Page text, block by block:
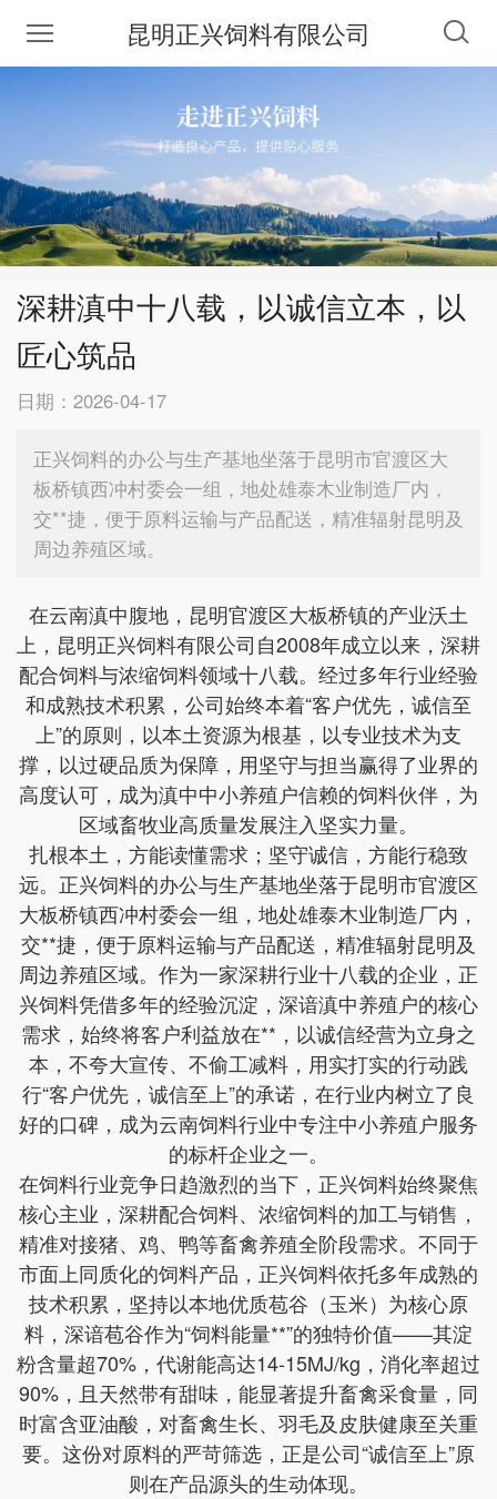
昆明正兴饲料有限公司
深耕滇中十八载，以诚信立本，以
匠心筑品
日期：2026-04-17
正兴饲料的办公与生产基地坐落于昆明市官渡区大
板桥镇西冲村委会一组，地处雄泰木业制造厂内，
交**捷，便于原料运输与产品配送，精准辐射昆明及
周边养殖区域。
在云南滇中腹地，昆明官渡区大板桥镇的产业沃土
上，昆明正兴饲料有限公司自2008年成立以来，深耕
配合饲料与浓缩饲料领域十八载。经过多年行业经验
和成熟技术积累，公司始终本着“客户优先，诚信至
上”的原则，以本土资源为根基，以专业技术为支
撑，以过硬品质为保障，用坚守与担当赢得了业界的
高度认可，成为滇中中小养殖户信赖的饲料伙伴，为
区域畜牧业高质量发展注入坚实力量。
扎根本土，方能读懂需求；坚守诚信，方能行稳致
远。正兴饲料的办公与生产基地坐落于昆明市官渡区
大板桥镇西冲村委会一组，地处雄泰木业制造厂内，
交**捷，便于原料运输与产品配送，精准辐射昆明及
周边养殖区域。作为一家深耕行业十八载的企业，正
兴饲料凭借多年的经验沉淀，深谙滇中养殖户的核心
需求，始终将客户利益放在**，以诚信经营为立身之
本，不夸大宣传、不偷工减料，用实打实的行动践
行“客户优先，诚信至上”的承诺，在行业内树立了良
好的口碑，成为云南饲料行业中专注中小养殖户服务
的标杆企业之一。
在饲料行业竞争日趋激烈的当下，正兴饲料始终聚焦
核心主业，深耕配合饲料、浓缩饲料的加工与销售，
精准对接猪、鸡、鸭等畜禽养殖全阶段需求。不同于
市面上同质化的饲料产品，正兴饲料依托多年成熟的
技术积累，坚持以本地优质苞谷（玉米）为核心原
料，深谙苞谷作为“饲料能量**”的独特价值——其淀
粉含量超70%，代谢能高达14-15MJ/kg，消化率超过
90%，且天然带有甜味，能显著提升畜禽采食量，同
时富含亚油酸，对畜禽生长、羽毛及皮肤健康至关重
要。这份对原料的严苛筛选，正是公司“诚信至上”原
则在产品源头的生动体现。